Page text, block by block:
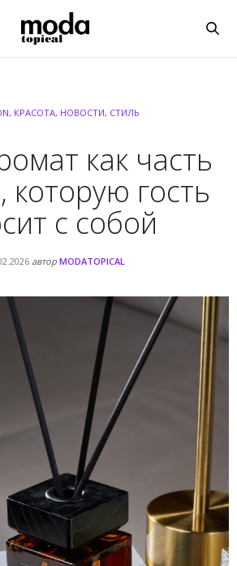
, КРАСОТА, НОВОСТИ, СТИЛЬ
как часть
которую гость
с собой
автор MODATOPICAL